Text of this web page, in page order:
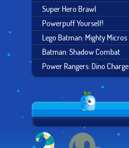
Super Hero Brawl
Powerpuff Yourself!
Lego Batman: Mighty Micros
Batman: Shadow Combat
Power Rangers: Dino Charge